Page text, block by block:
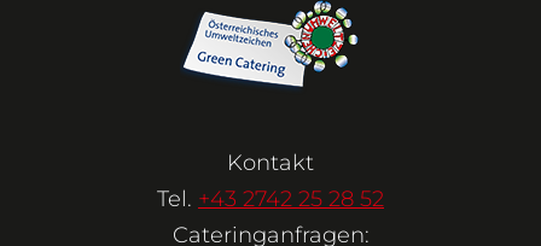
Kontakt
Tel. +43 2742 25 28 52
Cateringanfragen: